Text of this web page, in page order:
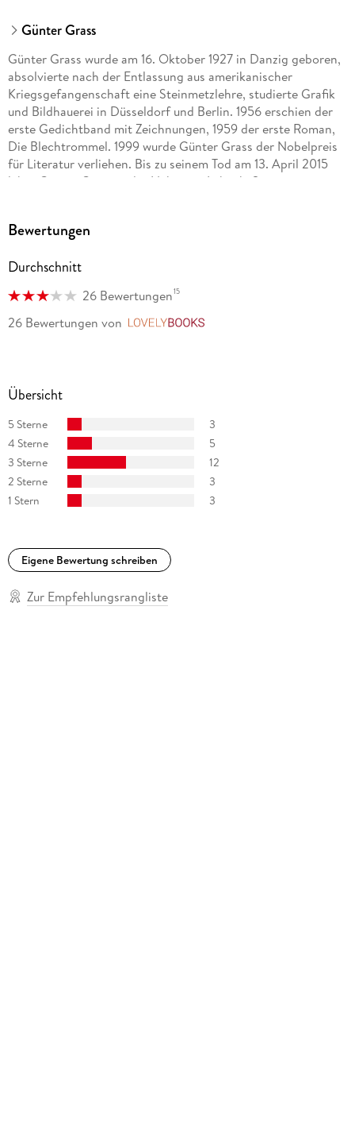
Günter Grass
Günter Grass wurde am 16. Oktober 1927 in Danzig geboren,
absolvierte nach der Entlassung aus amerikanischer
Kriegsgefangenschaft eine Steinmetzlehre, studierte Grafik
und Bildhauerei in Düsseldorf und Berlin. 1956 erschien der
erste Gedichtband mit Zeichnungen, 1959 der erste Roman,
Die Blechtrommel. 1999 wurde Günter Grass der Nobelpreis
für Literatur verliehen. Bis zu seinem Tod am 13. April 2015
lebte Günter Grass in der Nähe von Lübeck. Sein gesamtes
Bewertungen
Durchschnitt
26 Bewertungen15
26 Bewertungen von
Übersicht
5 Sterne
3
4 Sterne
5
3 Sterne
12
2 Sterne
3
1 Stern
3
Eigene Bewertung schreiben
Zur Empfehlungsrangliste